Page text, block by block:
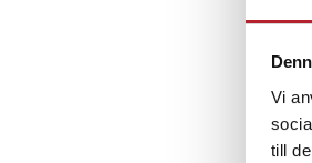
Vi
till